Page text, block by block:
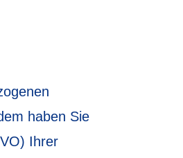
haben Sie
Ihrer